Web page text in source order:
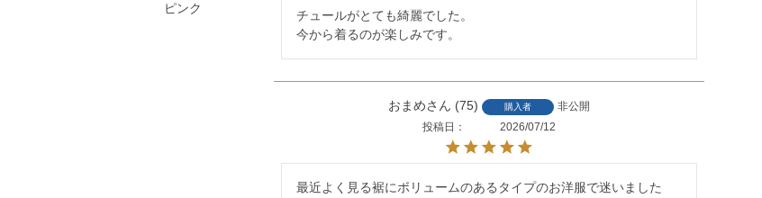
ピンク
チュールがとても綺麗でした。
今から着るのが楽しみです。
おまめ 75 購入者
非公開
投稿日
2026/07/12
最近よく見る裾にボリュームのあるタイプのお洋服で迷いました